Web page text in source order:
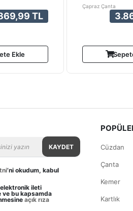
TL
Ekle
Çapraz Çanta
Cüzdan
Çanta
Kemer
Kartlık
KAYDET
’ni okudum, kabul
ileti
ve bu kapsamda
açık rıza